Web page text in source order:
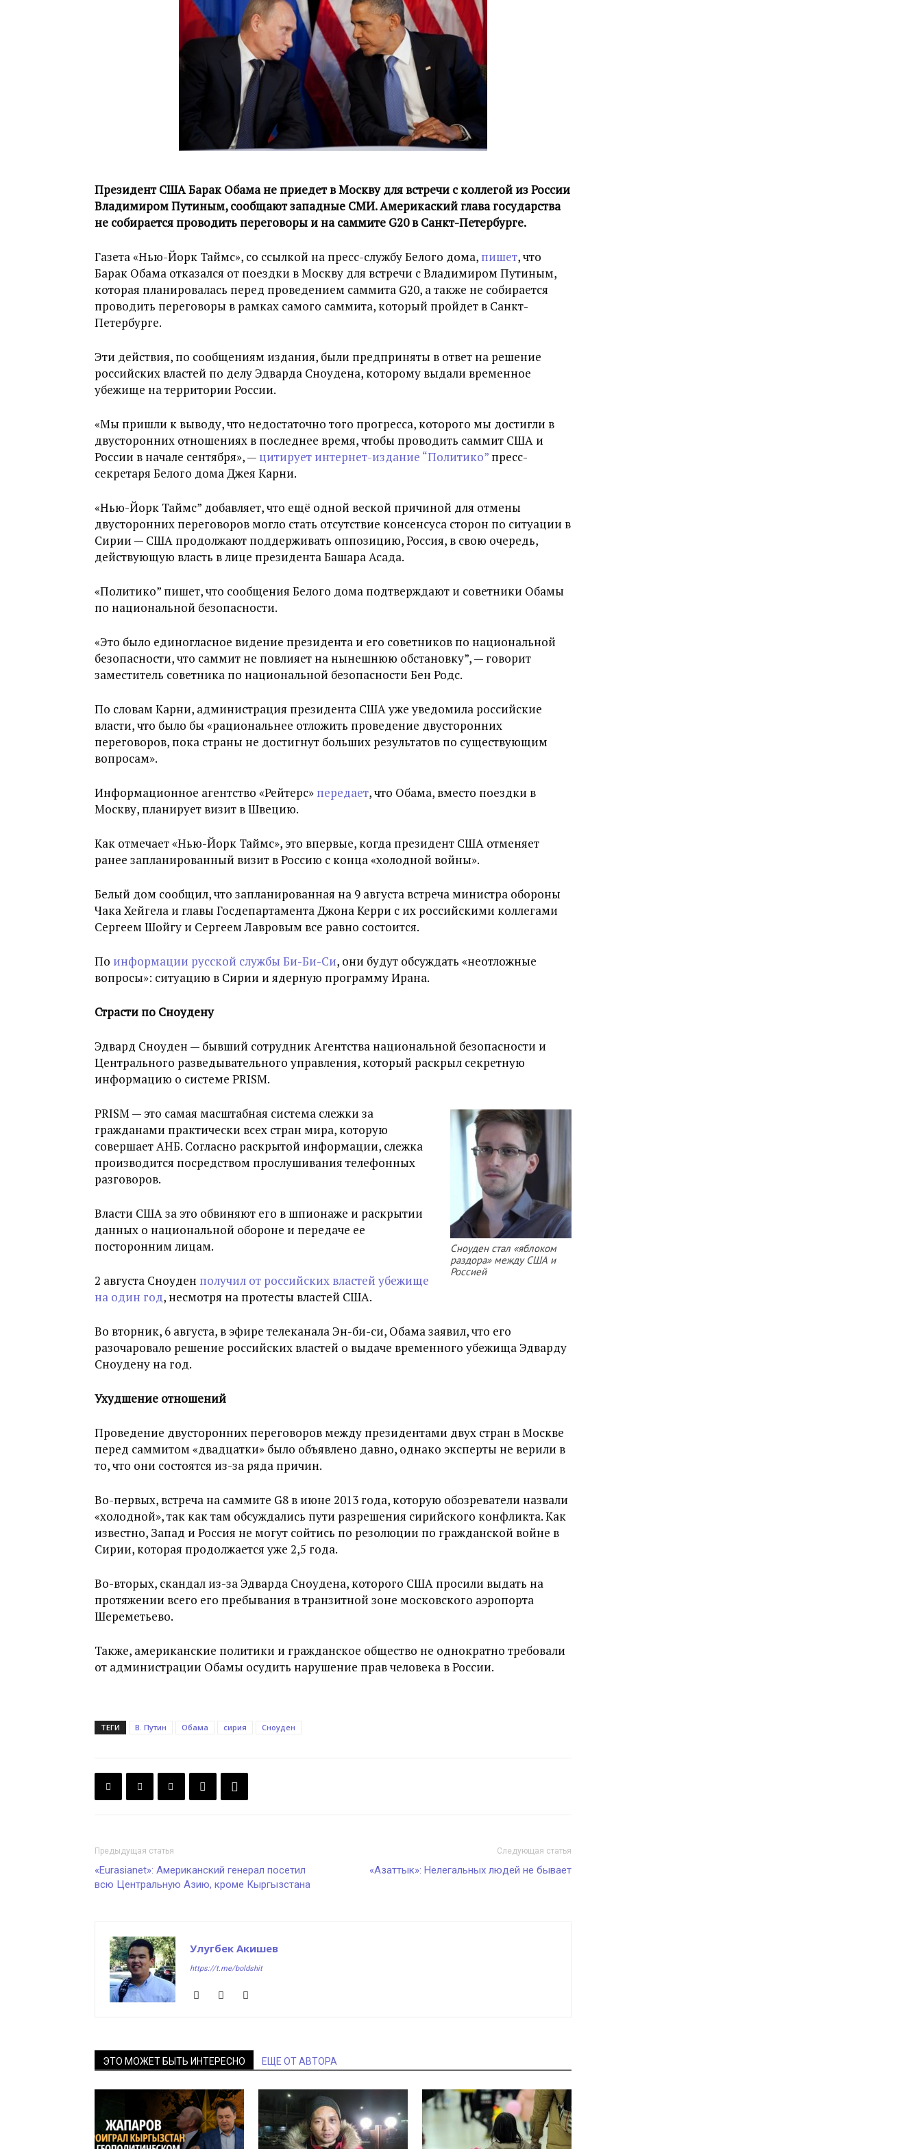
Президент США Барак Обама не приедет в Москву для встречи с коллегой из России
Владимиром Путиным, сообщают западные СМИ. Америкаский глава государства
не собирается проводить переговоры и на саммите G20 в Санкт-Петербурге.
Газета «Нью-Йорк Таймс», со ссылкой на пресс-службу Белого дома, пишет, что
Барак Обама отказался от поездки в Москву для встречи с Владимиром Путиным,
которая планировалась перед проведением саммита G20, а также не собирается
проводить переговоры в рамках самого саммита, который пройдет в Санкт-
Петербурге.
Эти действия, по сообщениям издания, были предприняты в ответ на решение
российских властей по делу Эдварда Сноудена, которому выдали временное
убежище на территории России.
«Мы пришли к выводу, что недостаточно того прогресса, которого мы достигли в
двусторонних отношениях в последнее время, чтобы проводить саммит США и
России в начале сентября», — цитирует интернет-издание “Политико” пресс-
секретаря Белого дома Джея Карни.
«Нью-Йорк Таймс” добавляет, что ещё одной веской причиной для отмены
двусторонних переговоров могло стать отсутствие консенсуса сторон по ситуации в
Сирии — США продолжают поддерживать оппозицию, Россия, в свою очередь,
действующую власть в лице президента Башара Асада.
«Политико” пишет, что сообщения Белого дома подтверждают и советники Обамы
по национальной безопасности.
«Это было единогласное видение президента и его советников по национальной
безопасности, что саммит не повлияет на нынешнюю обстановку”, — говорит
заместитель советника по национальной безопасности Бен Родс.
По словам Карни, администрация президента США уже уведомила российские
власти, что было бы «рациональнее отложить проведение двусторонних
переговоров, пока страны не достигнут больших результатов по существующим
вопросам».
Информационное агентство «Рейтерс» передает, что Обама, вместо поездки в
Москву, планирует визит в Швецию.
Как отмечает «Нью-Йорк Таймс», это впервые, когда президент США отменяет
ранее запланированный визит в Россию с конца «холодной войны».
Белый дом сообщил, что запланированная на 9 августа встреча министра обороны
Чака Хейгела и главы Госдепартамента Джона Керри с их российскими коллегами
Сергеем Шойгу и Сергеем Лавровым все равно состоится.
По информации русской службы Би-Би-Си, они будут обсуждать «неотложные
вопросы»: ситуацию в Сирии и ядерную программу Ирана.
Страсти по Сноудену
Эдвард Сноуден — бывший сотрудник Агентства национальной безопасности и
Центрального разведывательного управления, который раскрыл секретную
информацию о системе PRISM.
Сноуден стал «яблоком
раздора» между США и
Россией
PRISM — это самая масштабная система слежки за
гражданами практически всех стран мира, которую
совершает АНБ. Согласно раскрытой информации, слежка
производится посредством прослушивания телефонных
разговоров.
Власти США за это обвиняют его в шпионаже и раскрытии
данных о национальной обороне и передаче ее
посторонним лицам.
2 августа Сноуден получил от российских властей убежище
на один год, несмотря на протесты властей США.
Во вторник, 6 августа, в эфире телеканала Эн-би-си, Обама заявил, что его
разочаровало решение российских властей о выдаче временного убежища Эдварду
Сноудену на год.
Ухудшение отношений
Проведение двусторонних переговоров между президентами двух стран в Москве
перед саммитом «двадцатки» было объявлено давно, однако эксперты не верили в
то, что они состоятся из-за ряда причин.
Во-первых, встреча на саммите G8 в июне 2013 года, которую обозреватели назвали
«холодной», так как там обсуждались пути разрешения сирийского конфликта. Как
известно, Запад и Россия не могут сойтись по резолюции по гражданской войне в
Сирии, которая продолжается уже 2,5 года.
Во-вторых, скандал из-за Эдварда Сноудена, которого США просили выдать на
протяжении всего его пребывания в транзитной зоне московского аэропорта
Шереметьево.
Также, американские политики и гражданское общество не однократно требовали
от администрации Обамы осудить нарушение прав человека в России.
ТЕГИ В. Путин Обама сирия Сноуден
Предыдущая статья
«Eurasianet»: Американский генерал посетил
всю Центральную Азию, кроме Кыргызстана
Следующая статья
«Азаттык»: Нелегальных людей не бывает
Улугбек Акишев
https://t.me/boldshit
ЭТО МОЖЕТ БЫТЬ ИНТЕРЕСНО ЕЩЕ ОТ АВТОРА